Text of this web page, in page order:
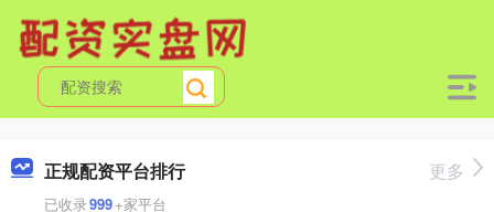
正规配资平台排行
已收录999+家平台
更多